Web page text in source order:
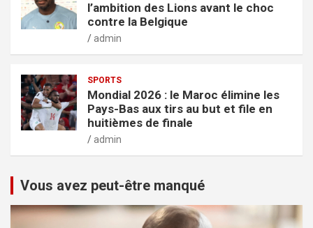
l’ambition des Lions avant le choc
contre la Belgique
admin
SPORTS
Mondial 2026 : le Maroc élimine les
Pays-Bas aux tirs au but et file en
huitièmes de finale
admin
Vous avez peut-être manqué